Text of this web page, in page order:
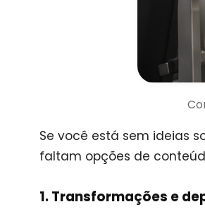
Se você está sem ideias
faltam opções de
1. Transformações e